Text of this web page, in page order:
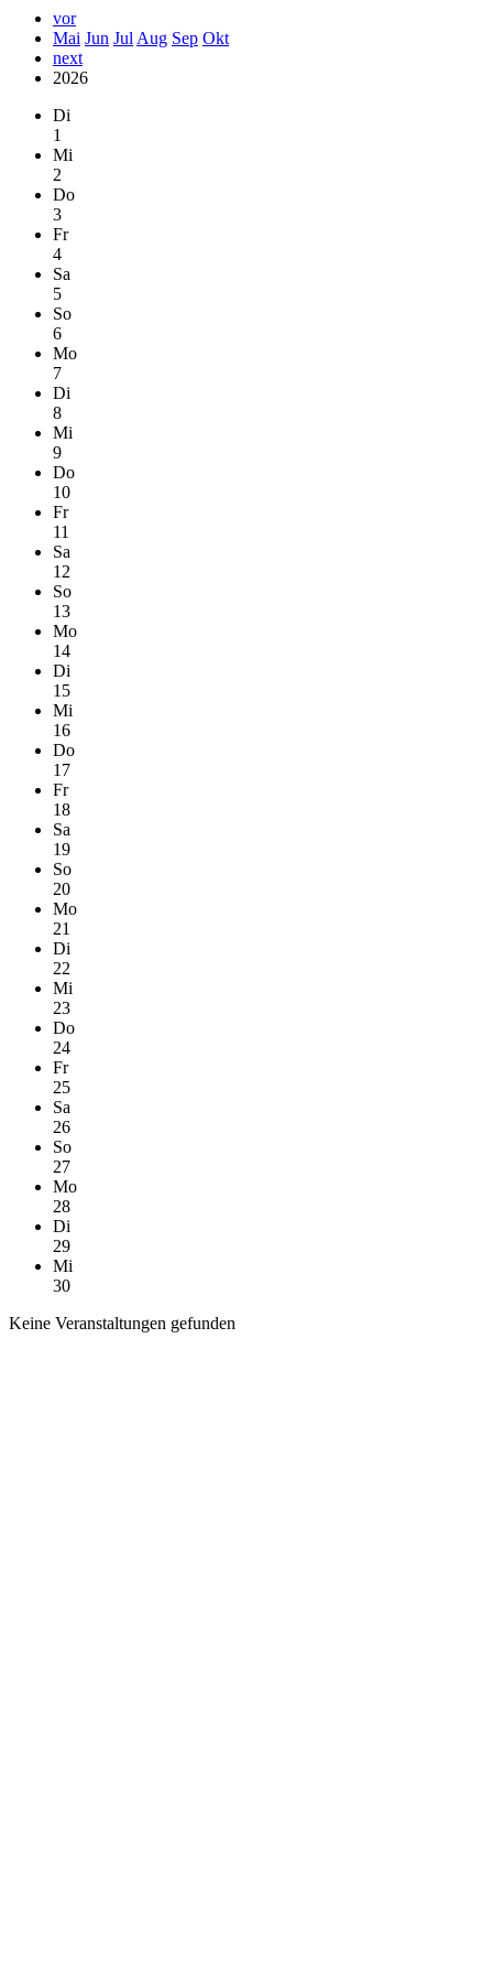
vor
Mai Jun Jul Aug Sep Okt
next
2026
Di
1
Mi
2
Do
3
Fr
4
Sa
5
So
6
Mo
7
Di
8
Mi
9
Do
10
Fr
11
Sa
12
So
13
Mo
14
Di
15
Mi
16
Do
17
Fr
18
Sa
19
So
20
Mo
21
Di
22
Mi
23
Do
24
Fr
25
Sa
26
So
27
Mo
28
Di
29
Mi
30
Keine Veranstaltungen gefunden